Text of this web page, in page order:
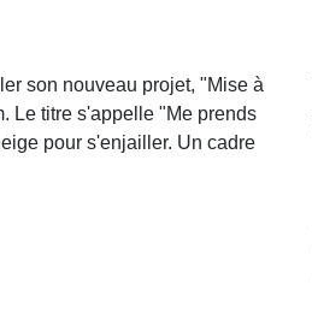
son nouveau projet, "Mise à
Le titre s'appelle "Me prends
pour s'enjailler. Un cadre